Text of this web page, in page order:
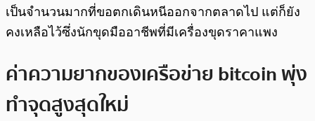
เป็นจำนวนมากที่ขอตกเดินหนีออกจากตลาดไป แต่ก็ยัง
คงเหลือไว้ซึ่งนักขุดมืออาชีพที่มีเครื่องขุดราคาแพง
ค่าความยากของเครือข่าย bitcoin พุ่ง
ทำจุดสูงสุดใหม่